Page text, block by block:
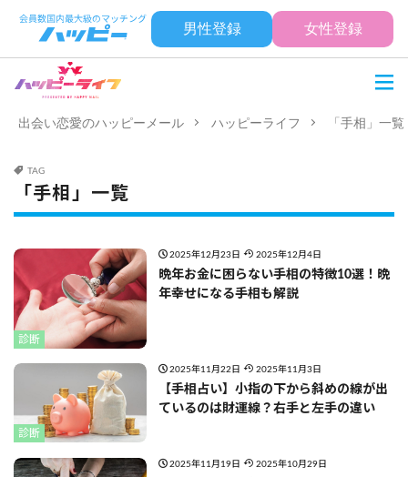
男性登録 女性登録
出会い恋愛のハッピーメール ハッピーライフ 「手相」一覧
TAG
「手相」一覧
診断
2025年12月23日 2025年12月4日
晩年お金に困らない手相の特徴10選！晩
年幸せになる手相も解説
診断
2025年11月22日 2025年11月3日
【手相占い】小指の下から斜めの線が出
ているのは財運線？右手と左手の違い
2025年11月19日 2025年10月29日